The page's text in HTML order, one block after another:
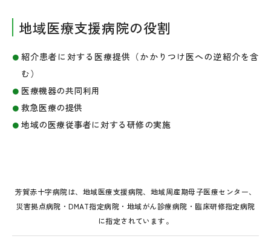
地域医療支援病院の役割
紹介患者に対する医療提供（かかりつけ医への逆紹介を含
む）
医療機器の共同利用
救急医療の提供
地域の医療従事者に対する研修の実施
芳賀赤十字病院は、地域医療支援病院、地域周産期母子医療センター、
災害拠点病院・DMAT指定病院・地域がん診療病院・臨床研修指定病院
に指定されています。